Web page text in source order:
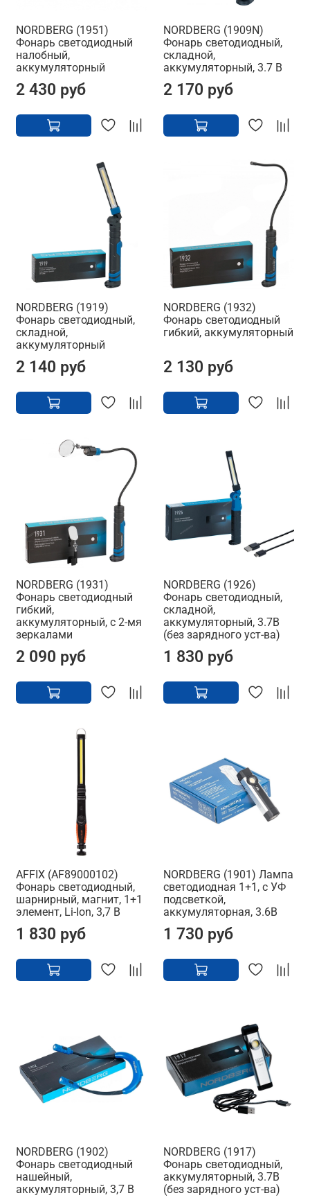
NORDBERG (1951)
Фонарь светодиодный
налобный,
аккумуляторный
2 430 руб
NORDBERG (1909N)
Фонарь светодиодный,
складной,
аккумуляторный, 3.7 В
2 170 руб
NORDBERG (1919)
Фонарь светодиодный,
складной,
аккумуляторный
2 140 руб
NORDBERG (1932)
Фонарь светодиодный
гибкий, аккумуляторный
2 130 руб
NORDBERG (1931)
Фонарь светодиодный
гибкий,
аккумуляторный, с 2-мя
зеркалами
2 090 руб
NORDBERG (1926)
Фонарь светодиодный,
складной,
аккумуляторный, 3.7В
(без зарядного уст-ва)
1 830 руб
AFFIX (AF89000102)
Фонарь светодиодный,
шарнирный, магнит, 1+1
элемент, Li-Ion, 3,7 В
1 830 руб
NORDBERG (1901) Лампа
светодиодная 1+1, с УФ
подсветкой,
аккумуляторная, 3.6В
1 730 руб
NORDBERG (1902)
Фонарь светодиодный
нашейный,
аккумуляторный, 3,7 В
NORDBERG (1917)
Фонарь светодиодный,
аккумуляторный, 3.7В
(без зарядного уст-ва)